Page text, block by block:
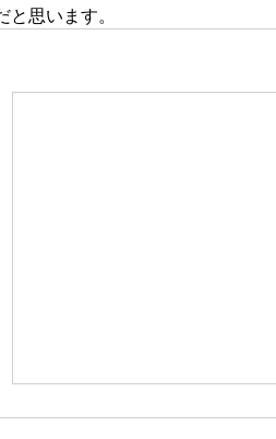
思います。
新たな在り方